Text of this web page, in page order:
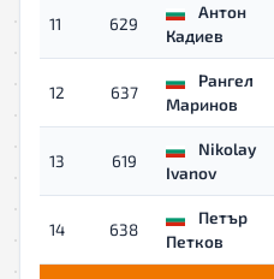
11 629
Антон
Кадиев
12 637
Рангел
Маринов
13 619
Nikolay
Ivanov
14 638
Петър
Петков